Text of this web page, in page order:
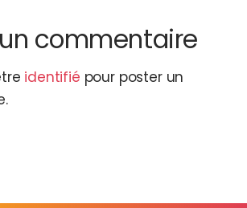
commentaire
identifié pour poster un